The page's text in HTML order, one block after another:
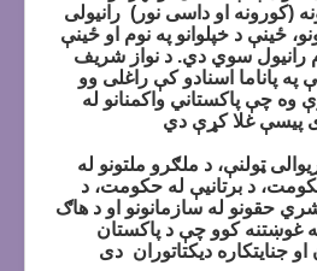
(کورونه او داسی نور) رانیولی
ځینې د خپلوانو په نوم او ځینې
رانیول سوي دي. د نواز شریف
۲۰۱۶ کال کې په پاناما اسنادو کې راغلی وو
چې پاکستاني واکمنانو له
پیسې غلا کړې دي
ټولنې، د ملګرو ملتونو له
د برتانيې له حکومت، د
بشري حقونو له سازمانونو او د هاګ
غوښتنه کوو چې د پاکستان
جنايتکاره ديکتاتوران دی